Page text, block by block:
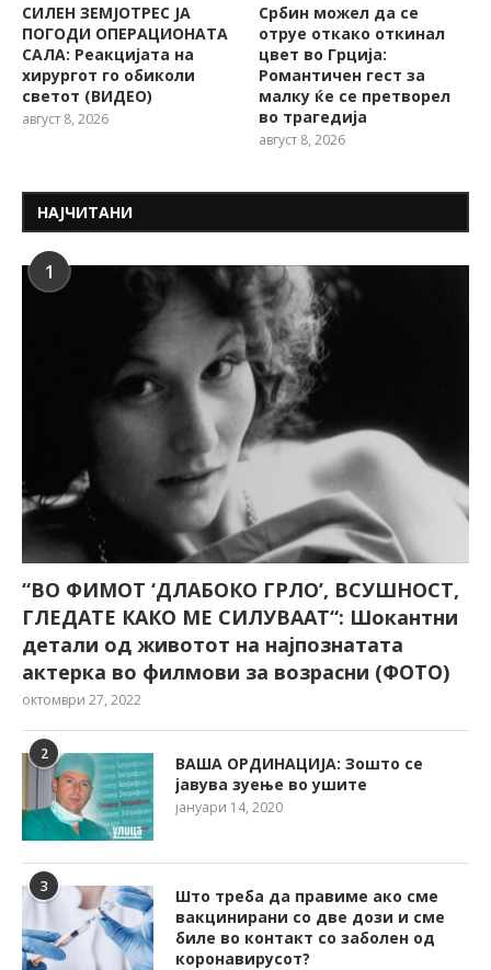
СИЛЕН ЗЕМЈОТРЕС ЈА
ПОГОДИ ОПЕРАЦИОНАТА
САЛА: Реакцијата на
хирургот го обиколи
светот (ВИДЕО)
август 8, 2026
Србин можел да се
отруе откако откинал
цвет во Грција:
Романтичен гест за
малку ќе се претворел
во трагедија
август 8, 2026
НАЈЧИТАНИ
1
“ВО ФИМОТ ‘ДЛАБОКО ГРЛО’, ВСУШНОСТ,
ГЛЕДАТЕ КАКО МЕ СИЛУВААТ“: Шокантни
детали од животот на најпознатата
актерка во филмови за возрасни (ФОТО)
октомври 27, 2022
2
ВАША ОРДИНАЦИЈА: Зошто се
јавува зуење во ушите
јануари 14, 2020
3
Што треба да правиме ако сме
вакцинирани со две дози и сме
биле во контакт со заболен од
коронавирусот?